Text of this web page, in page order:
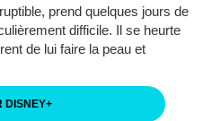
prend quelques jours de
difficile. Il se heurte
de lui faire la peau et
DISNEY+